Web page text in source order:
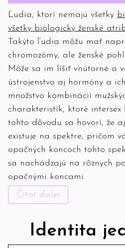
Ľudia, ktorí nemajú všetky
všetky biologicky ženské
Takýto ľudia môžu mať
chromozómy, ale ženské
Môže sa im líšiť vnútorné a
ústrojenstvo aj hormóny a
množstvo kombinácií
charakteristík, ktoré
tohto dôvodu sa hovorí, že
existuje na spektre, pričom
opačných koncoch tohto
sa nachádzajú na rôznych
opačnými koncami.
Čítať ďalej
Identita